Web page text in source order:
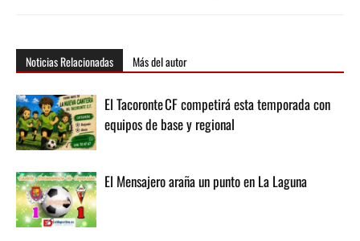
Noticias Relacionadas Más del autor
El Tacoronte CF competirá esta temporada con
equipos de base y regional
El Mensajero araña un punto en La Laguna